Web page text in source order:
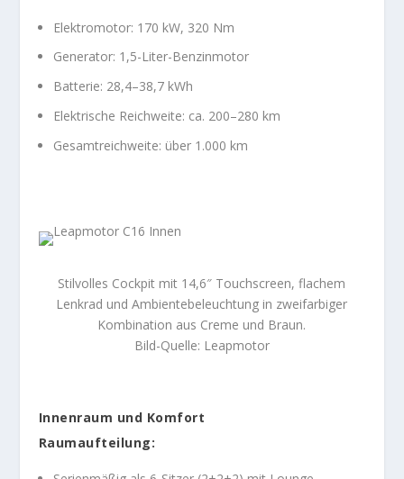
Elektromotor: 170 kW, 320 Nm
Generator: 1,5-Liter-Benzinmotor
Batterie: 28,4–38,7 kWh
Elektrische Reichweite: ca. 200–280 km
Gesamtreichweite: über 1.000 km
Stilvolles Cockpit mit 14,6″ Touchscreen, flachem
Lenkrad und Ambientebeleuchtung in zweifarbiger
Kombination aus Creme und Braun.
Bild-Quelle: Leapmotor
Innenraum und Komfort
Raumaufteilung: